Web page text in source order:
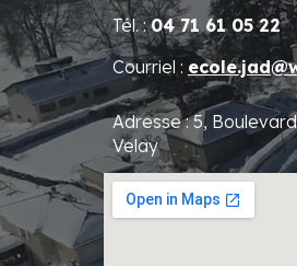
Tél. :04 71 61 05 22
Courriel :
Adresse : 5,
Velay